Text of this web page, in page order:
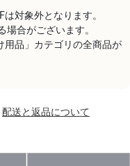
対象外となります。
合がございます。
用品」カテゴリの全商品が
配送と返品について